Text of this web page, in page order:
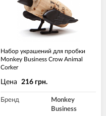
Набор украшений для пробки
Monkey Business Crow Animal
Corker
Цена 216 грн.
Бренд
Monkey
Business